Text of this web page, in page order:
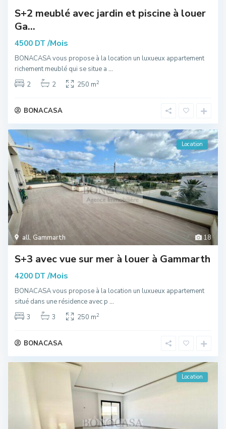
S+2 meublé avec jardin et piscine à louer
Ga...
4500 DT/Mois
BONACASA vous propose à la location un luxueux appartement
richement meublé qui se situe a ...
2
2 250 m2
BONACASA
18
all, Gammarth
Location
S+3 avec vue sur mer à louer à Gammarth
4200 DT/Mois
BONACASA vous propose à la location un luxueux appartement
situé dans une résidence avec p ...
3
3 250 m2
BONACASA
Location